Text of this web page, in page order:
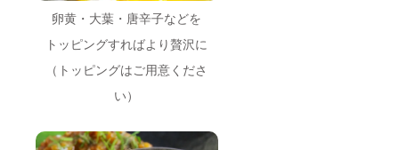
卵黄・大葉・唐辛子などを
トッピングすればより贅沢に
（トッピングはご用意くださ
い）